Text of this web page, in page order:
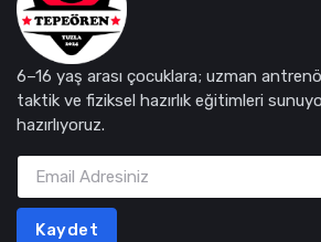
6–16 yaş arası çocuklara; uzman
taktik ve fiziksel hazırlık eğitimleri
hazırlıyoruz.
Kaydet